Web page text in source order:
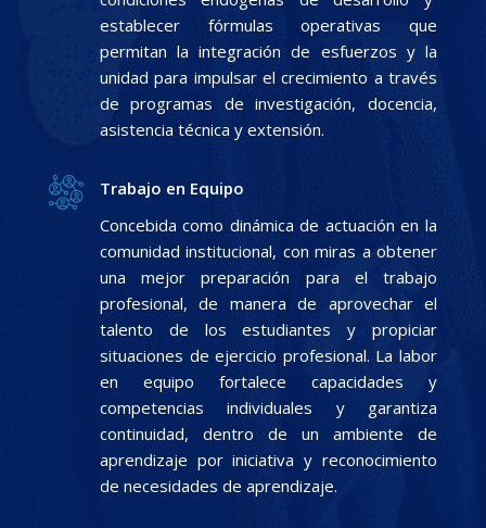
establecer fórmulas operativas que
permitan la integración de esfuerzos y la
unidad para impulsar el crecimiento a través
de programas de investigación, docencia,
asistencia técnica y extensión.
Trabajo en Equipo
Concebida como dinámica de actuación en la
comunidad institucional, con miras a obtener
una mejor preparación para el trabajo
profesional, de manera de aprovechar el
talento de los estudiantes y propiciar
situaciones de ejercicio profesional. La labor
en equipo fortalece capacidades y
competencias individuales y garantiza
continuidad, dentro de un ambiente de
aprendizaje por iniciativa y reconocimiento
de necesidades de aprendizaje.